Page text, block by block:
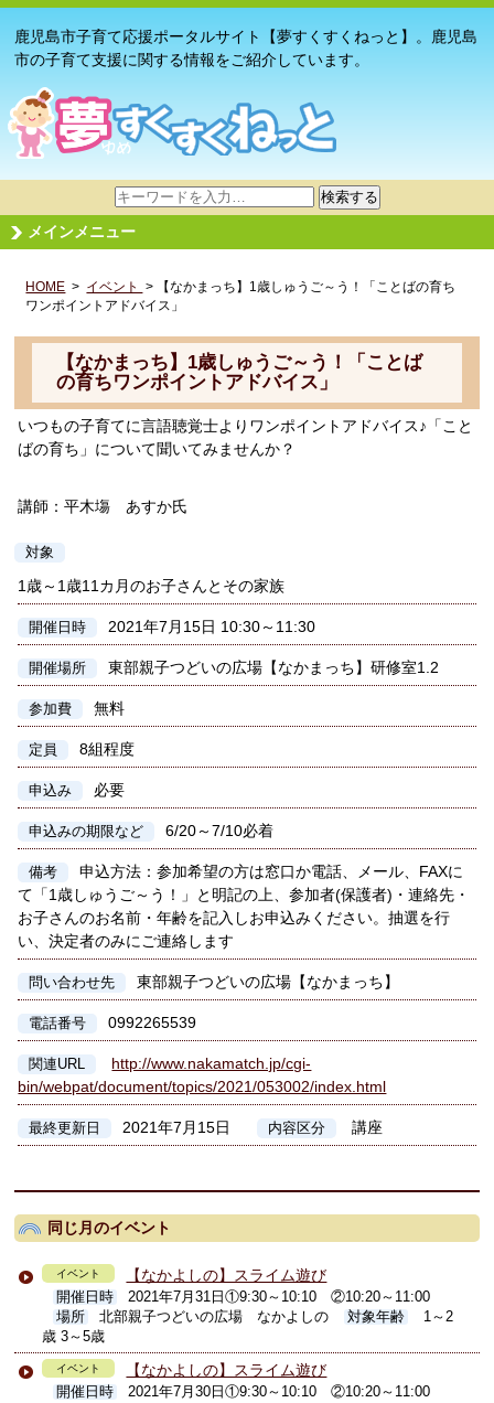
鹿児島市子育て応援ポータルサイト【夢すくすくねっと】。鹿児島
市の子育て支援に関する情報をご紹介しています。
サ
イ
ト
検
索
検索する
メインメニュー
HOME > イベント
> 【なかまっち】1歳しゅうご～う！「ことばの育ち
ワンポイントアドバイス」
【なかまっち】1歳しゅうご～う！「ことば
の育ちワンポイントアドバイス」
いつもの子育てに言語聴覚士よりワンポイントアドバイス♪「こと
ばの育ち」について聞いてみませんか？
講師：平木塲 あすか氏
対象
1歳～1歳11カ月のお子さんとその家族
開催日時 2021年7月15日 10:30～11:30
開催場所 東部親子つどいの広場【なかまっち】研修室1.2
参加費 無料
定員 8組程度
申込み 必要
申込みの期限など 6/20～7/10必着
備考
申込方法：参加希望の方は窓口か電話、メール、FAXに
て「1歳しゅうご～う！」と明記の上、参加者(保護者)・連絡先・
お子さんのお名前・年齢を記入しお申込みください。抽選を行
い、決定者のみにご連絡します
問い合わせ先 東部親子つどいの広場【なかまっち】
電話番号 0992265539
関連URL
http://www.nakamatch.jp/cgi-
bin/webpat/document/topics/2021/053002/index.html
最終更新日 2021年7月15日 内容区分 講座
同じ月のイベント
イベント 【なかよしの】スライム遊び
開催日時
2021年7月31日①9:30～10:10 ②10:20～11:00
場所
北部親子つどいの広場 なかよしの 対象年齢
1～2
歳 3～5歳
イベント 【なかよしの】スライム遊び
開催日時
2021年7月30日①9:30～10:10 ②10:20～11:00